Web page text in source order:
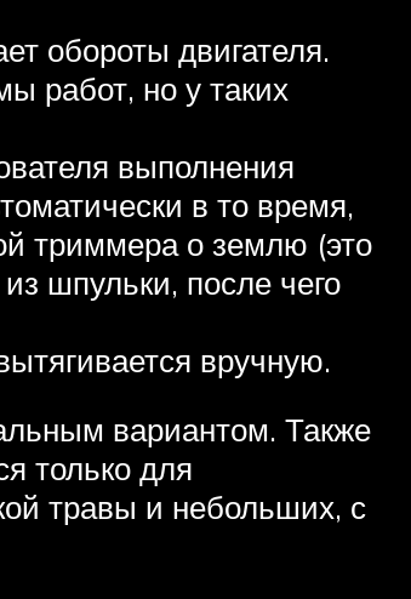
обороты двигателя.
работ, но у таких
выполнения
в то время,
триммера о землю (это
шпульки, после чего
вручную.
вариантом. Также
только для
травы и небольших, с